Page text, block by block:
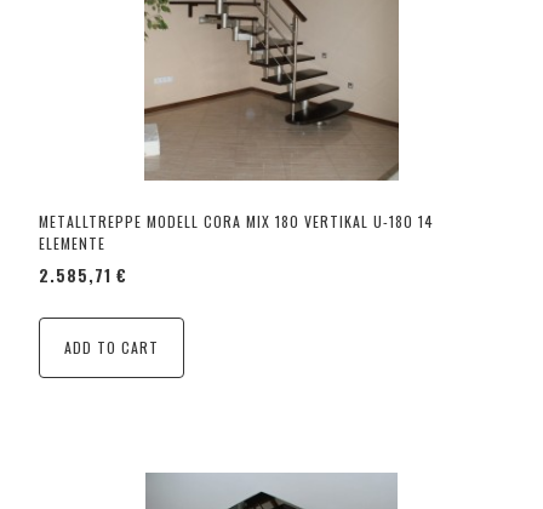
METALLTREPPE MODELL CORA MIX 180 VERTIKAL U-180 14
ELEMENTE
2.585,71 €
ADD TO CART